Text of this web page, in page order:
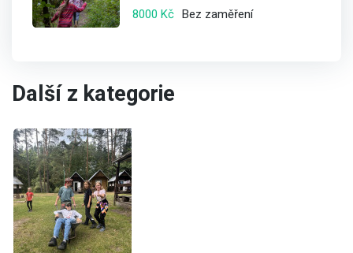
8000 Kč Bez zaměření
Další z kategorie